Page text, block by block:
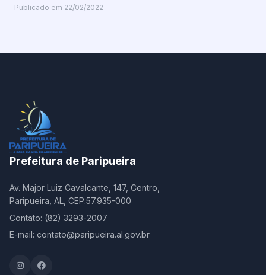
Publicado em 22/02/2022
Prefeitura de Paripueira
Av. Major Luiz Cavalcante, 147, Centro,
Paripueira, AL, CEP.57.935-000
Contato: (82) 3293-2007
E-mail: contato@paripueira.al.gov.br